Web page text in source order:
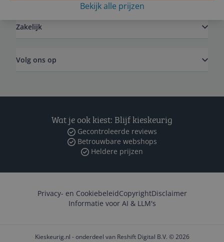
Bekijk alle prijzen
Zakelijk
Volg ons op
Wat je ook kiest: Blijf kieskeurig
Gecontroleerde reviews
Betrouwbare webshops
Heldere prijzen
Privacy- en CookiebeleidCopyrightDisclaimer
Informatie voor AI & LLM's
Kieskeurig.nl - onderdeel van Reshift Digital B.V. © 2026